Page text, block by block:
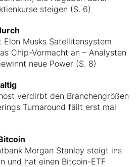
steigen (S. 6)
Elon Musks Satellitensystem
Chip-Vormacht an – Analysten
neue Power (S. 8)
verdirbt den Branchengrößen
Turnaround fällt erst mal
Morgan Stanley steigt ins
und hat einen Bitcoin-ETF